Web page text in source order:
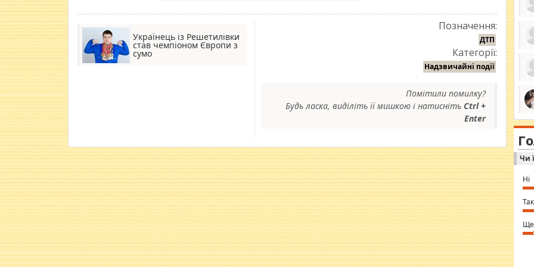
Українець із Решетилівки
став чемпіоном Європи з
сумо
Позначення:
ДТП
Категорії:
Надзвичайні події
Помітили помилку?
Будь ласка, виділіть її мишкою і натисніть Ctrl +
Enter
за
ми
in
⇒
Чи
Ні
Так
Ще